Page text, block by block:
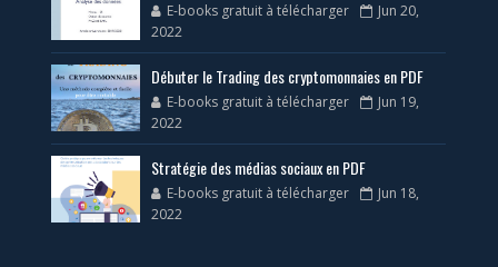
E-books gratuit à télécharger
Jun 20,
2022
Débuter le Trading des cryptomonnaies en PDF
E-books gratuit à télécharger
Jun 19,
2022
Stratégie des médias sociaux en PDF
E-books gratuit à télécharger
Jun 18,
2022